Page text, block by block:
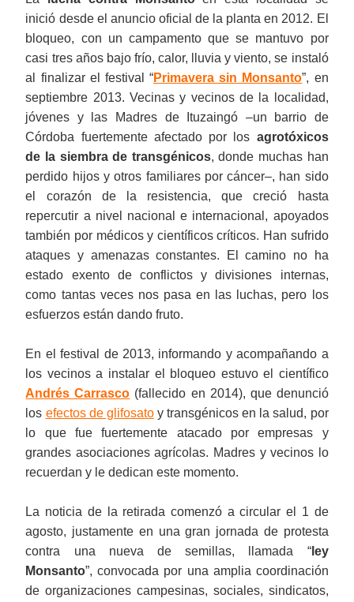
inició desde el anuncio oficial de la planta en 2012. El
bloqueo, con un campamento que se mantuvo por
casi tres años bajo frío, calor, lluvia y viento, se instaló
al finalizar el festival “Primavera sin Monsanto”, en
septiembre 2013. Vecinas y vecinos de la localidad,
jóvenes y las Madres de Ituzaingó –un barrio de
Córdoba fuertemente afectado por los agrotóxicos
de la siembra de transgénicos, donde muchas han
perdido hijos y otros familiares por cáncer–, han sido
el corazón de la resistencia, que creció hasta
repercutir a nivel nacional e internacional, apoyados
también por médicos y científicos críticos. Han sufrido
ataques y amenazas constantes. El camino no ha
estado exento de conflictos y divisiones internas,
como tantas veces nos pasa en las luchas, pero los
esfuerzos están dando fruto.
En el festival de 2013, informando y acompañando a
los vecinos a instalar el bloqueo estuvo el científico
Andrés Carrasco (fallecido en 2014), que denunció
los efectos de glifosatoy transgénicos en la salud, por
lo que fue fuertemente atacado por empresas y
grandes asociaciones agrícolas. Madres y vecinos lo
recuerdan y le dedican este momento.
La noticia de la retirada comenzó a circular el 1 de
agosto, justamente en una gran jornada de protesta
contra una nueva de semillas, llamada “ley
Monsanto”, convocada por una amplia coordinación
de organizaciones campesinas, sociales, sindicatos,